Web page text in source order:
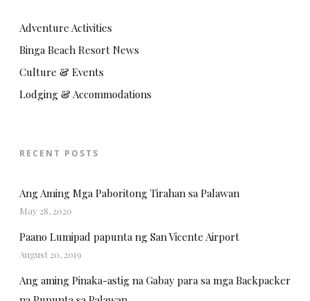
Adventure Activities
Binga Beach Resort News
Culture & Events
Lodging & Accommodations
RECENT POSTS
Ang Aming Mga Paboritong Tirahan sa Palawan
May 28, 2020
Paano Lumipad papunta ng San Vicente Airport
August 20, 2019
Ang aming Pinaka-astig na Gabay para sa mga Backpacker